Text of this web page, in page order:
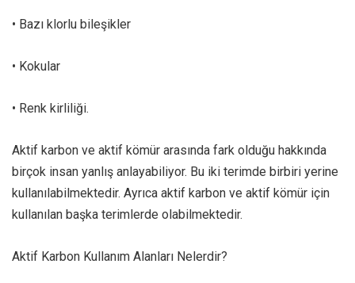
• Bazı klorlu bileşikler
• Kokular
• Renk kirliliği.
Aktif karbon ve aktif kömür arasında fark olduğu hakkında
birçok insan yanlış anlayabiliyor. Bu iki terimde birbiri yerine
kullanılabilmektedir. Ayrıca aktif karbon ve aktif kömür için
kullanılan başka terimlerde olabilmektedir.
Aktif Karbon Kullanım Alanları Nelerdir?